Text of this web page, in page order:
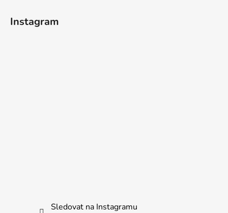
Instagram
Sledovat na Instagramu